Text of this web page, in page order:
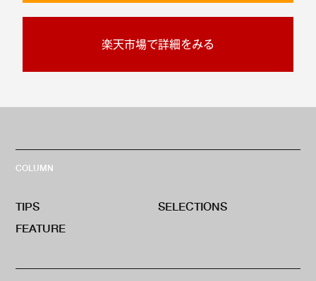
楽天市場で詳細をみる
COLUMN
TIPS
SELECTIONS
FEATURE